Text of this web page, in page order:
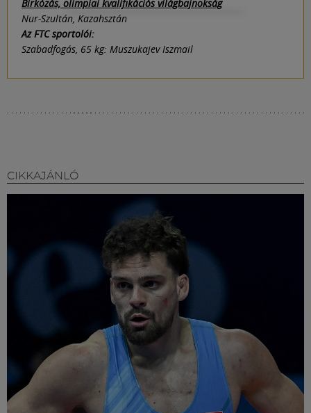
Birkózás, olimpiai kvalifikációs világbajnokság
Nur-Szultán, Kazahsztán
Az FTC sportolói:
Szabadfogás, 65 kg: Muszukajev Iszmail
CIKKAJÁNLÓ